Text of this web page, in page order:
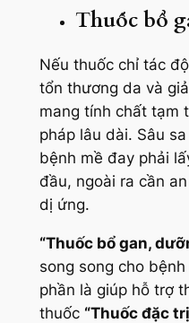
Thuốc bổ
Nếu thuốc chỉ tác
tổn thương da và
mang tính chất tạm
pháp lâu dài. Sâu
bệnh mề đay phải
đầu, ngoài ra cần
dị ứng.
“Thuốc bổ gan,
song song cho
phần là giúp hỗ trợ
thuốc “Thuốc đặc